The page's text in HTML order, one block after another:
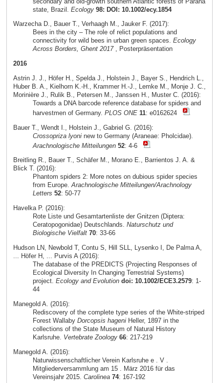
state, Brazil. Ecology 98: DOI: 10.1002/ecy.1854
Warzecha D., Bauer T., Verhaagh M., Jauker F. (2017):
Bees in the city – The role of relict populations and
connectivity for wild bees in urban green spaces. Ecology
Across Borders, Ghent 2017, Posterpräsentation
2016
Astrin J. J., Höfer H., Spelda J., Holstein J., Bayer S., Hendrich L.,
Huber B. A., Kielhorn K.-H., Krammer H.-J., Lemke M., Monje J. C.,
Morinière J., Rulik B., Petersen M., Janssen H., Muster C. (2016):
Towards a DNA barcode reference database for spiders and
harvestmen of Germany. PLOS ONE 11: e0162624
Bauer T., Wendt I., Holstein J., Gabriel G. (2016):
Crossopriza lyoninew to Germany (Araneae: Pholcidae).
Arachnologische Mitteilungen 52: 4-6
Breitling R., Bauer T., Schäfer M., Morano E., Barrientos J. A. &
Blick T. (2016):
Phantom spiders 2: More notes on dubious spider species
from Europe.Arachnologische Mitteilungen/Arachnology
Letters 52: 50-77
Havelka P. (2016):
Rote Liste und Gesamtartenliste der Gnitzen (Diptera:
Ceratopogonidae) Deutschlands. Naturschutz und
Biologische Vielfalt 70: 33-66
Hudson LN, Newbold T, Contu S, Hill SLL, Lysenko I, De Palma A,
... Höfer H, ... Purvis A (2016):
The database of the PREDICTS (Projecting Responses of
Ecological Diversity In Changing Terrestrial Systems)
project. Ecology and Evolution doi: 10.1002/ECE3.2579: 1-
44
Manegold A. (2016):
Rediscovery of the complete type series of the White-striped
Forest Wallaby Dorcopsis hageniHeller, 1897 in the
collections of the State Museum of Natural History
Karlsruhe. Vertebrate Zoology 66: 217-219
Manegold A. (2016):
Naturwissenschaftlicher Verein Karlsruhe e . V .
Mitgliederversammlung am 15 . März 2016 für das
Vereinsjahr 2015. Carolinea 74: 167-192